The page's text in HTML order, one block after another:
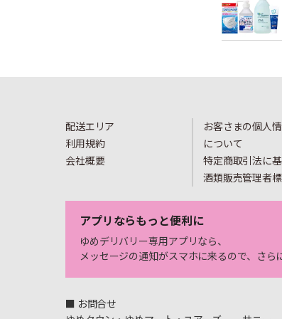
配送エリア
利用規約
会社概要
お客さまの個人
について
特定商取引法に
酒類販売管理者
アプリならもっと便利に
ゆめデリバリー専用アプリなら、
メッセージの通知がスマホに来るので、さら
■ お問合せ